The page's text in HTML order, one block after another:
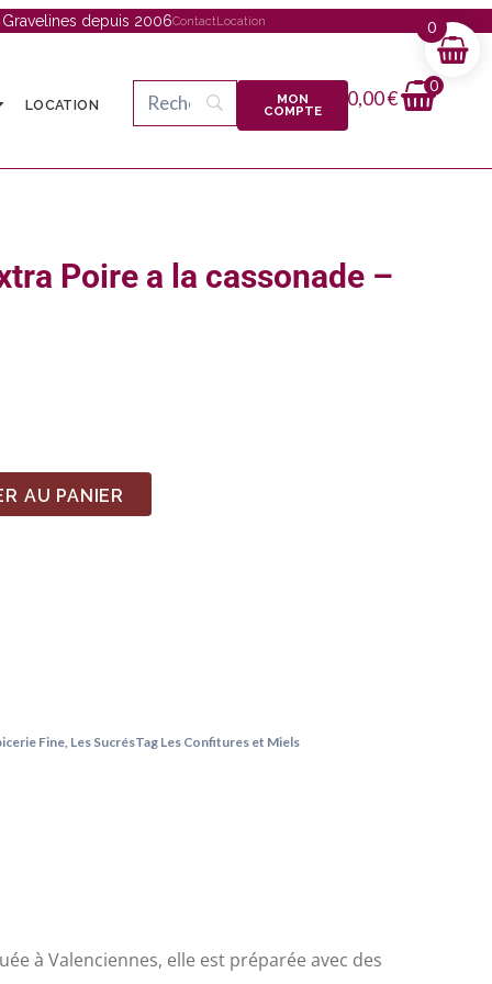
Gravelines depuis 2006ContactLocation
LOCATION MON
COMPTE
0,00€
0
Poire a la cassonade –
AU PANIER
Fine, Les SucrésTag Les Confitures et Miels
à Valenciennes, elle est préparée avec des
0